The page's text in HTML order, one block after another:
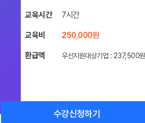
교육시간 7시간
교육비 250,000원
환급액 우선지원대상기업 : 237,500원
수강신청하기